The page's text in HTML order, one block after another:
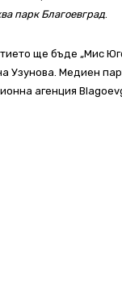
парк Благоевград.
ще бъде „Мис
Узунова. Медиен
агенция